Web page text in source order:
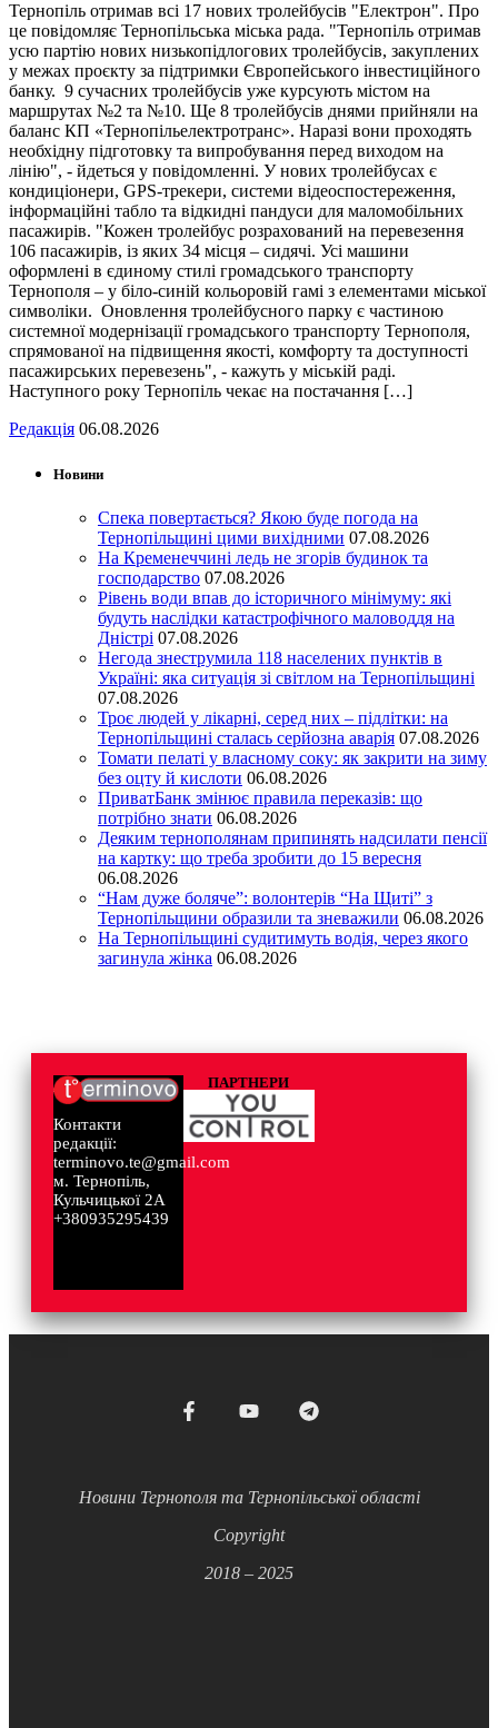
Тернопіль отримав всі 17 нових тролейбусів "Електрон". Про
це повідомляє Тернопільська міська рада. "Тернопіль отримав
усю партію нових низькопідлогових тролейбусів, закуплених
у межах проєкту за підтримки Європейського інвестиційного
банку. 9 сучасних тролейбусів уже курсують містом на
маршрутах №2 та №10. Ще 8 тролейбусів днями прийняли на
баланс КП «Тернопільелектротранс». Наразі вони проходять
необхідну підготовку та випробування перед виходом на
лінію", - йдеться у повідомленні. У нових тролейбусах є
кондиціонери, GPS-трекери, системи відеоспостереження,
інформаційні табло та відкидні пандуси для маломобільних
пасажирів. "Кожен тролейбус розрахований на перевезення
106 пасажирів, із яких 34 місця – сидячі. Усі машини
оформлені в єдиному стилі громадського транспорту
Тернополя – у біло-синій кольоровій гамі з елементами міської
символіки. Оновлення тролейбусного парку є частиною
системної модернізації громадського транспорту Тернополя,
спрямованої на підвищення якості, комфорту та доступності
пасажирських перевезень", - кажуть у міській раді.
Наступного року Тернопіль чекає на постачання […]
Редакція 06.08.2026
Новини
Спека повертається? Якою буде погода на
Тернопільщині цими вихідними 07.08.2026
На Кременеччині ледь не згорів будинок та
господарство 07.08.2026
Рівень води впав до історичного мінімуму: які
будуть наслідки катастрофічного маловоддя на
Дністрі 07.08.2026
Негода знеструмила 118 населених пунктів в
Україні: яка ситуація зі світлом на Тернопільщині
07.08.2026
Троє людей у лікарні, серед них – підлітки: на
Тернопільщині сталась серйозна аварія 07.08.2026
Томати пелаті у власному соку: як закрити на зиму
без оцту й кислоти 06.08.2026
ПриватБанк змінює правила переказів: що
потрібно знати 06.08.2026
Деяким тернополянам припинять надсилати пенсії
на картку: що треба зробити до 15 вересня
06.08.2026
“Нам дуже боляче”: волонтерів “На Щиті” з
Тернопільщини образили та зневажили 06.08.2026
На Тернопільщині судитимуть водія, через якого
загинула жінка 06.08.2026
Контакти
редакції:
terminovo.te@gmail.com
м. Тернопіль,
Кульчицької 2А
+380935295439
ПАРТНЕРИ
Новини Тернополя та Тернопільської області
Copyright
2018 – 2025